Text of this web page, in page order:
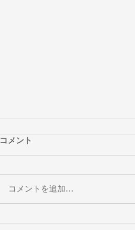
コメント
コメントを追加…